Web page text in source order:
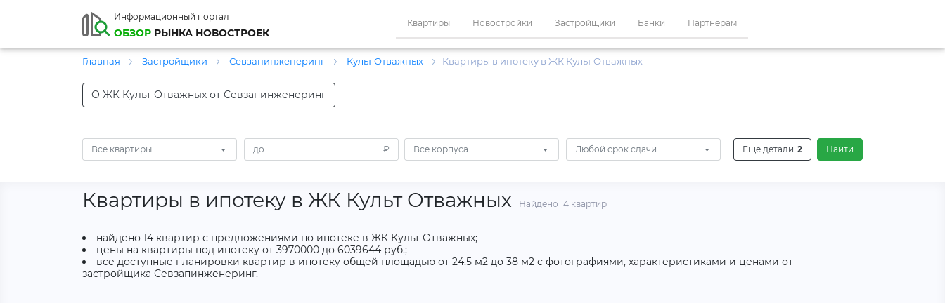
Информационный портал
ОБЗОР РЫНКА НОВОСТРОЕК
Квартиры Новостройки Застройщики Банки Партнерам
Главная Застройщики Севзапинженеринг Культ Отважных Квартиры в ипотеку в ЖК Культ Отважных
О ЖК Культ Отважных от Севзапинженеринг
Все квартиры ₽ Все корпуса Любой срок сдачи Еще детали 2 Найти
Квартиры в ипотеку в ЖК Культ Отважных Найдено 14 квартир
найдено 14 квартир с предложениями по ипотеке в ЖК Культ Отважных;
цены на квартиры под ипотеку от 3970000 до 6039644 руб.;
все доступные планировки квартир в ипотеку общей площадью от 24.5 м2 до 38 м2 с фотографиями, характеристиками и ценами от
застройщика Севзапинженеринг.